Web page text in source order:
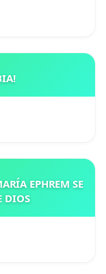
EPHREM SE
DIOS